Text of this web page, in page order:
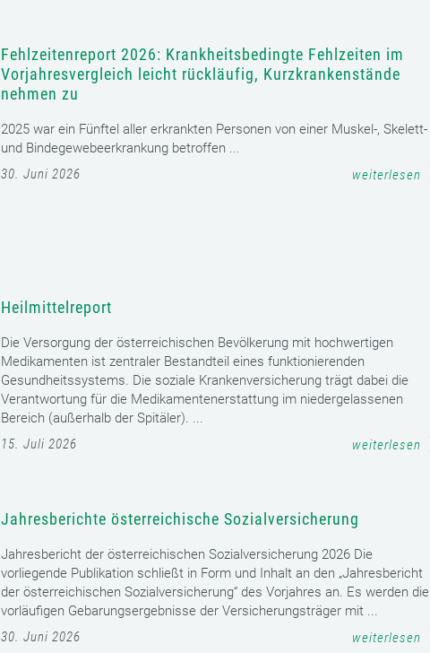
Fehlzeitenreport 2026: Krankheitsbedingte Fehlzeiten im
Vorjahresvergleich leicht rückläufig, Kurzkrankenstände
nehmen zu
2025 war ein Fünftel aller erkrankten Personen von einer Muskel-, Skelett-
und Bindegewebeerkrankung betroffen ...
30. Juni 2026
weiterlesen
Heilmittelreport
Die Versorgung der österreichischen Bevölkerung mit hochwertigen
Medikamenten ist zentraler Bestandteil eines funktionierenden
Gesundheitssystems. Die soziale Krankenversicherung trägt dabei die
Verantwortung für die Medikamentenerstattung im niedergelassenen
Bereich (außerhalb der Spitäler). ...
15. Juli 2026
weiterlesen
Jahresberichte österreichische Sozialversicherung
Jahresbericht der österreichischen Sozialversicherung 2026 Die
vorliegende Publikation schließt in Form und Inhalt an den „Jahresbericht
der österreichischen Sozialversicherung“ des Vorjahres an. Es werden die
vorläufigen Gebarungsergebnisse der Versicherungsträger mit ...
30. Juni 2026
weiterlesen